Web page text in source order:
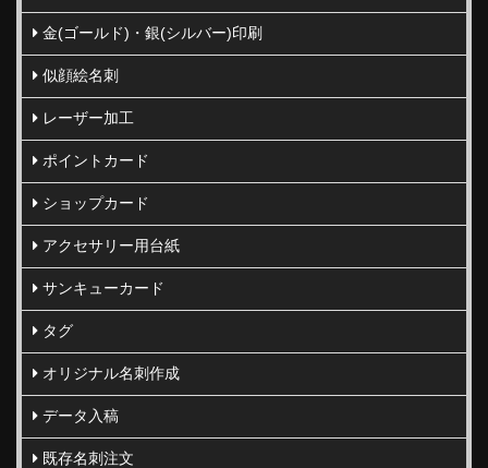
金(ゴールド)・銀(シルバー)印刷
似顔絵名刺
レーザー加工
ポイントカード
ショップカード
アクセサリー用台紙
サンキューカード
タグ
オリジナル名刺作成
データ入稿
既存名刺注文